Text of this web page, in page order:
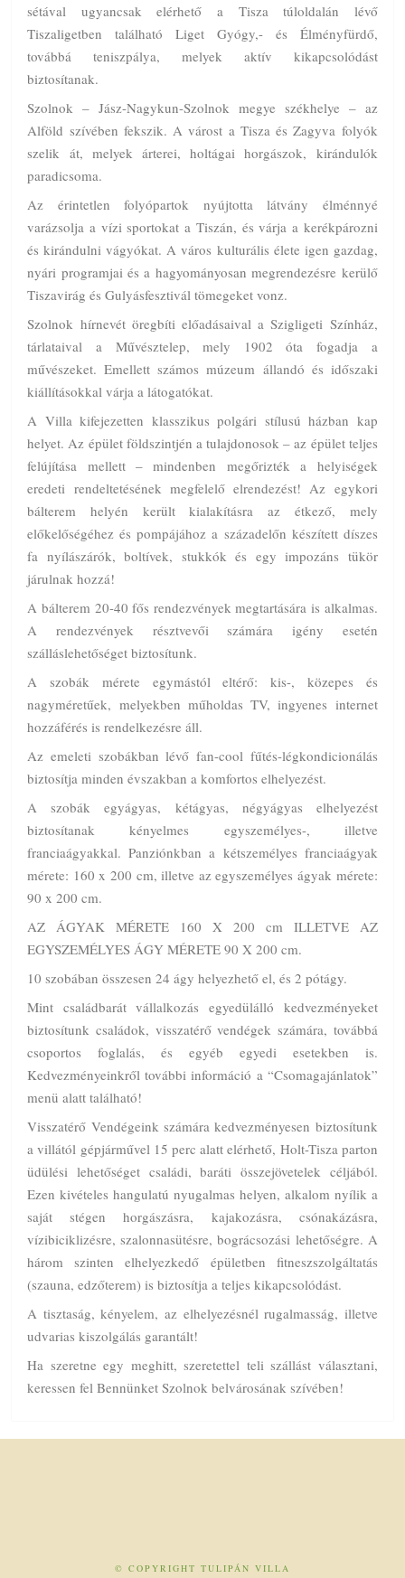
sétával ugyancsak elérhető a Tisza túloldalán lévő
Tiszaligetben található Liget Gyógy,- és Élményfürdő,
továbbá teniszpálya, melyek aktív kikapcsolódást
biztosítanak.
Szolnok – Jász-Nagykun-Szolnok megye székhelye – az
Alföld szívében fekszik. A várost a Tisza és Zagyva folyók
szelik át, melyek árterei, holtágai horgászok, kirándulók
paradicsoma.
Az érintetlen folyópartok nyújtotta látvány élménnyé
varázsolja a vízi sportokat a Tiszán, és várja a kerékpározni
és kirándulni vágyókat. A város kulturális élete igen gazdag,
nyári programjai és a hagyományosan megrendezésre kerülő
Tiszavirág és Gulyásfesztivál tömegeket vonz.
Szolnok hírnevét öregbíti előadásaival a Szigligeti Színház,
tárlataival a Művésztelep, mely 1902 óta fogadja a
művészeket. Emellett számos múzeum állandó és időszaki
kiállításokkal várja a látogatókat.
A Villa kifejezetten klasszikus polgári stílusú házban kap
helyet. Az épület földszintjén a tulajdonosok – az épület teljes
felújítása mellett – mindenben megőrizték a helyiségek
eredeti rendeltetésének megfelelő elrendezést! Az egykori
bálterem helyén került kialakításra az étkező, mely
előkelőségéhez és pompájához a századelőn készített díszes
fa nyílászárók, boltívek, stukkók és egy impozáns tükör
járulnak hozzá!
A bálterem 20-40 fős rendezvények megtartására is alkalmas.
A rendezvények résztvevői számára igény esetén
szálláslehetőséget biztosítunk.
A szobák mérete egymástól eltérő: kis-, közepes és
nagyméretűek, melyekben műholdas TV, ingyenes internet
hozzáférés is rendelkezésre áll.
Az emeleti szobákban lévő fan-cool fűtés-légkondicionálás
biztosítja minden évszakban a komfortos elhelyezést.
A szobák egyágyas, kétágyas, négyágyas elhelyezést
biztosítanak kényelmes egyszemélyes-, illetve
franciaágyakkal. Panziónkban a kétszemélyes franciaágyak
mérete: 160 x 200 cm, illetve az egyszemélyes ágyak mérete:
90 x 200 cm.
AZ ÁGYAK MÉRETE 160 X 200 cm ILLETVE AZ
EGYSZEMÉLYES ÁGY MÉRETE 90 X 200 cm.
10 szobában összesen 24 ágy helyezhető el, és 2 pótágy.
Mint családbarát vállalkozás egyedülálló kedvezményeket
biztosítunk családok, visszatérő vendégek számára, továbbá
csoportos foglalás, és egyéb egyedi esetekben is.
Kedvezményeinkről további információ a “Csomagajánlatok”
menü alatt található!
Visszatérő Vendégeink számára kedvezményesen biztosítunk
a villától gépjárművel 15 perc alatt elérhető, Holt-Tisza parton
üdülési lehetőséget családi, baráti összejövetelek céljából.
Ezen kivételes hangulatú nyugalmas helyen, alkalom nyílik a
saját stégen horgászásra, kajakozásra, csónakázásra,
vízibiciklizésre, szalonnasütésre, bográcsozási lehetőségre. A
három szinten elhelyezkedő épületben fitneszszolgáltatás
(szauna, edzőterem) is biztosítja a teljes kikapcsolódást.
A tisztaság, kényelem, az elhelyezésnél rugalmasság, illetve
udvarias kiszolgálás garantált!
Ha szeretne egy meghitt, szeretettel teli szállást választani,
keressen fel Bennünket Szolnok belvárosának szívében!
© COPYRIGHT TULIPÁN VILLA